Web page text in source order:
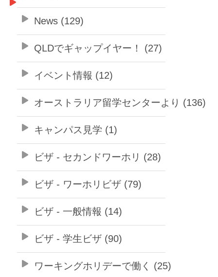
News (129)
QLDでギャップイヤー！ (27)
イベント情報 (12)
オーストラリア留学センターより (136)
キャンパス見学 (1)
ビザ - セカンドワーホリ (28)
ビザ - ワーホリビザ (79)
ビザ - 一般情報 (14)
ビザ - 学生ビザ (90)
ワーキングホリデーで働く (25)